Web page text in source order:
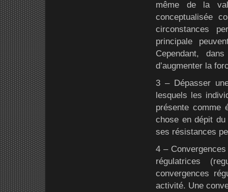
même de la
conceptualisée
circonstances
principale
Cependant,
d’augmenter la
3 – Dépasser
lesquels les
présente comme
chose en dépit
ses résistances
4 –
régulatrices
convergences
activité. Une